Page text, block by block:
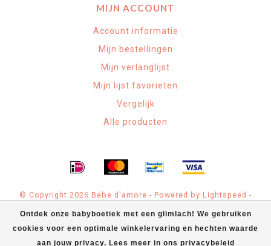
Ontdek onze babyboetiek met een glimlach! We gebruiken
cookies voor een optimale winkelervaring en hechten waarde
aan jouw privacy. Lees meer in ons privacybeleid
MIJN ACCOUNT
Account informatie
Mijn bestellingen
Mijn verlanglijst
Mijn lijst favorieten
Vergelijk
Alle producten
© Copyright 2026 Bebe d'amore - Powered by Lightspeed -
Bebe d'amore Babyspeciaalzaak scores a 4.9 /5out of71
klantbeoordelingen at